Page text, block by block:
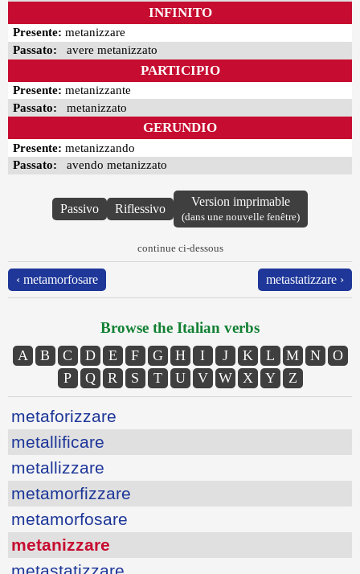
INFINITO
Presente: metanizzare
Passato: avere metanizzato
PARTICIPIO
Presente: metanizzante
Passato: metanizzato
GERUNDIO
Presente: metanizzando
Passato: avendo metanizzato
Passivo Riflessivo
Version imprimable
(dans une nouvelle fenêtre)
continue ci-dessous
‹ metamorfosare metastatizzare ›
Browse the Italian verbs
A B C D E F G H I J K L M N
O
P
Q R S T U V W X Y Z
metaforizzare
metallificare
metallizzare
metamorfizzare
metamorfosare
metanizzare
metastatizzare